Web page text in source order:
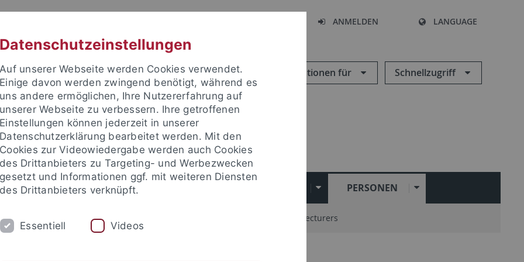
ANMELDEN LANGUAGE
Informationen für Schnellzugriff
Fakultät
FORSCHUNG PERSONEN
Ruhestand Apl. Professoren / Adjunct Professors, Privatdozierende / Lecturers
Datenschutzeinstellungen
Auf unserer Webseite werden Cookies verwendet.
Einige davon werden zwingend benötigt, während es
uns andere ermöglichen, Ihre Nutzererfahrung auf
unserer Webseite zu verbessern. Ihre getroffenen
Einstellungen können jederzeit in unserer
Datenschutzerklärung bearbeitet werden. Mit den
Cookies zur Videowiedergabe werden auch Cookies
des Drittanbieters zu Targeting- und Werbezwecken
gesetzt und Informationen ggf. mit weiteren Diensten
des Drittanbieters verknüpft.
Essentiell Videos